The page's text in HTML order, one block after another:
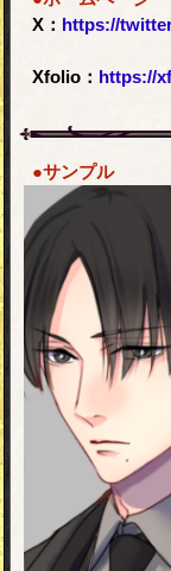
X： https://
Xfolio： https://
●サンプル